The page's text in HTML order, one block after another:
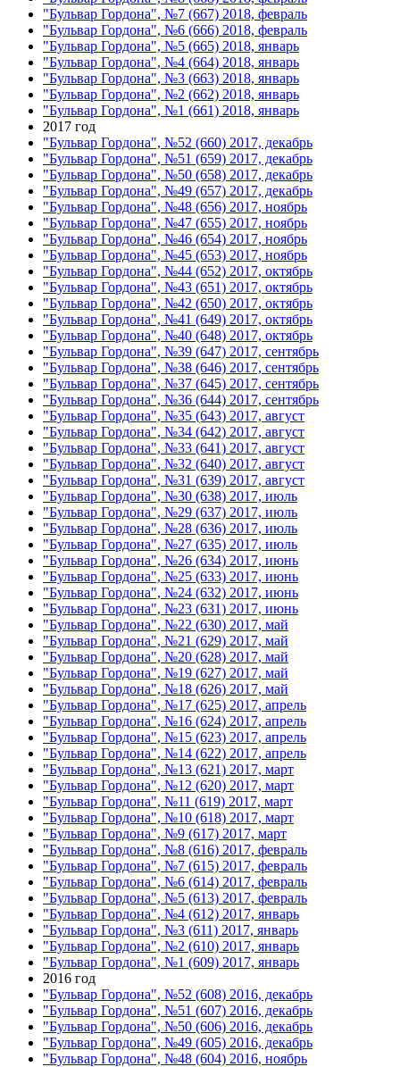
"Бульвар Гордона", №7 (667) 2018, февраль
"Бульвар Гордона", №6 (666) 2018, февраль
"Бульвар Гордона", №5 (665) 2018, январь
"Бульвар Гордона", №4 (664) 2018, январь
"Бульвар Гордона", №3 (663) 2018, январь
"Бульвар Гордона", №2 (662) 2018, январь
"Бульвар Гордона", №1 (661) 2018, январь
2017 год
"Бульвар Гордона", №52 (660) 2017, декабрь
"Бульвар Гордона", №51 (659) 2017, декабрь
"Бульвар Гордона", №50 (658) 2017, декабрь
"Бульвар Гордона", №49 (657) 2017, декабрь
"Бульвар Гордона", №48 (656) 2017, ноябрь
"Бульвар Гордона", №47 (655) 2017, ноябрь
"Бульвар Гордона", №46 (654) 2017, ноябрь
"Бульвар Гордона", №45 (653) 2017, ноябрь
"Бульвар Гордона", №44 (652) 2017, октябрь
"Бульвар Гордона", №43 (651) 2017, октябрь
"Бульвар Гордона", №42 (650) 2017, октябрь
"Бульвар Гордона", №41 (649) 2017, октябрь
"Бульвар Гордона", №40 (648) 2017, октябрь
"Бульвар Гордона", №39 (647) 2017, сентябрь
"Бульвар Гордона", №38 (646) 2017, сентябрь
"Бульвар Гордона", №37 (645) 2017, сентябрь
"Бульвар Гордона", №36 (644) 2017, сентябрь
"Бульвар Гордона", №35 (643) 2017, август
"Бульвар Гордона", №34 (642) 2017, август
"Бульвар Гордона", №33 (641) 2017, август
"Бульвар Гордона", №32 (640) 2017, август
"Бульвар Гордона", №31 (639) 2017, август
"Бульвар Гордона", №30 (638) 2017, июль
"Бульвар Гордона", №29 (637) 2017, июль
"Бульвар Гордона", №28 (636) 2017, июль
"Бульвар Гордона", №27 (635) 2017, июль
"Бульвар Гордона", №26 (634) 2017, июнь
"Бульвар Гордона", №25 (633) 2017, июнь
"Бульвар Гордона", №24 (632) 2017, июнь
"Бульвар Гордона", №23 (631) 2017, июнь
"Бульвар Гордона", №22 (630) 2017, май
"Бульвар Гордона", №21 (629) 2017, май
"Бульвар Гордона", №20 (628) 2017, май
"Бульвар Гордона", №19 (627) 2017, май
"Бульвар Гордона", №18 (626) 2017, май
"Бульвар Гордона", №17 (625) 2017, апрель
"Бульвар Гордона", №16 (624) 2017, апрель
"Бульвар Гордона", №15 (623) 2017, апрель
"Бульвар Гордона", №14 (622) 2017, апрель
"Бульвар Гордона", №13 (621) 2017, март
"Бульвар Гордона", №12 (620) 2017, март
"Бульвар Гордона", №11 (619) 2017, март
"Бульвар Гордона", №10 (618) 2017, март
"Бульвар Гордона", №9 (617) 2017, март
"Бульвар Гордона", №8 (616) 2017, февраль
"Бульвар Гордона", №7 (615) 2017, февраль
"Бульвар Гордона", №6 (614) 2017, февраль
"Бульвар Гордона", №5 (613) 2017, февраль
"Бульвар Гордона", №4 (612) 2017, январь
"Бульвар Гордона", №3 (611) 2017, январь
"Бульвар Гордона", №2 (610) 2017, январь
"Бульвар Гордона", №1 (609) 2017, январь
2016 год
"Бульвар Гордона", №52 (608) 2016, декабрь
"Бульвар Гордона", №51 (607) 2016, декабрь
"Бульвар Гордона", №50 (606) 2016, декабрь
"Бульвар Гордона", №49 (605) 2016, декабрь
"Бульвар Гордона", №48 (604) 2016, ноябрь